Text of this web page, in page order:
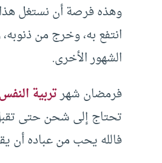
وهذه فرصة أن نستغل هذا
انتفع به، وخرج من
الشهور الأخرى.
فرمضان شهرتربية النفس
تحتاج إلى شحن حتى تقبل
فالله يحب من عباده أن